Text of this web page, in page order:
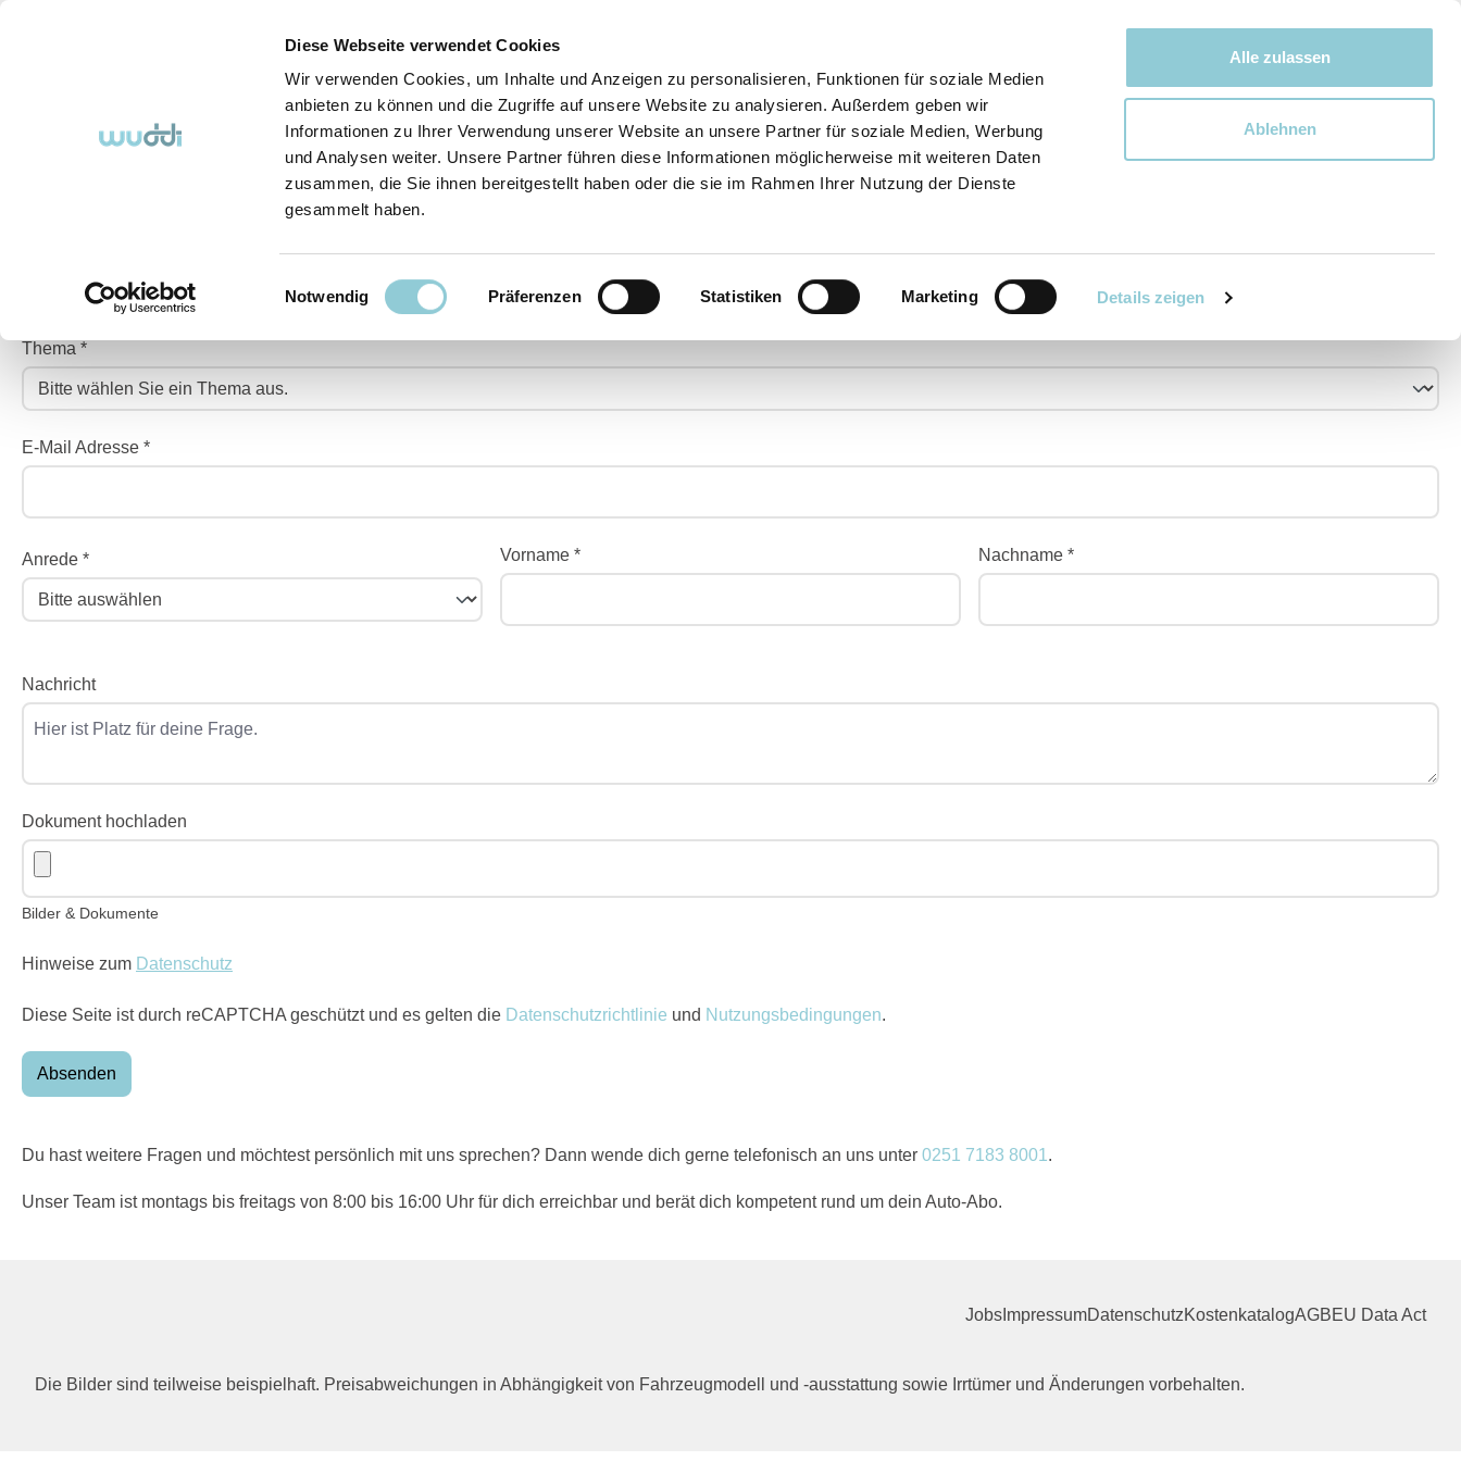
Diese Webseite verwendet Cookies
Wir verwenden Cookies, um Inhalte und Anzeigen zu personalisieren, Funktionen für soziale Medien
anbieten zu können und die Zugriffe auf unsere Website zu analysieren. Außerdem geben wir
Informationen zu Ihrer Verwendung unserer Website an unsere Partner für soziale Medien, Werbung
und Analysen weiter. Unsere Partner führen diese Informationen möglicherweise mit weiteren Daten
zusammen, die Sie ihnen bereitgestellt haben oder die sie im Rahmen Ihrer Nutzung der Dienste
gesammelt haben.
Einwilligungsauswahl
Notwendig Präferenzen Statistiken Marketing Details zeigen
Alle zulassen
Ablehnen
Bewegen bewegt uns!
Abo-Fahrzeuge So funktioniert's (FAQ) Über Uns Kontakt
KONTAKT AUFNEHMEN
Thema *
E-Mail Adresse *
Anrede * Vorname * Nachname *
Nachricht
Dokument hochladen
Bilder & Dokumente
Hinweise zum Datenschutz
Diese Seite ist durch reCAPTCHA geschützt und es gelten die Datenschutzrichtlinie und Nutzungsbedingungen.
Absenden
Du hast weitere Fragen und möchtest persönlich mit uns sprechen? Dann wende dich gerne telefonisch an uns unter 0251 7183 8001 .
Unser Team ist montags bis freitags von 8:00 bis 16:00 Uhr für dich erreichbar und berät dich kompetent rund um dein Auto-Abo.
Jobs ImpressumDatenschutzKostenkatalogAGBEU Data Act
Die Bilder sind teilweise beispielhaft. Preisabweichungen in Abhängigkeit von Fahrzeugmodell und -ausstattung sowie Irrtümer und Änderungen vorbehalten.